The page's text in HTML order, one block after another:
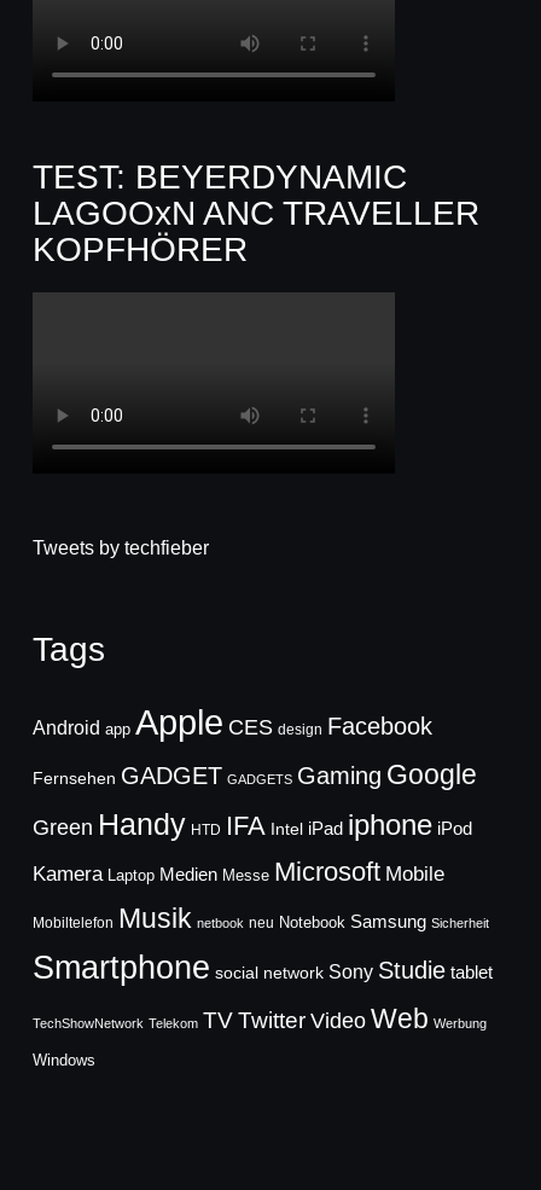
TEST: BEYERDYNAMIC
LAGOOxN ANC TRAVELLER
KOPFHÖRER
Tweets by techfieber
Tags
Android app Apple CES design Facebook
Fernsehen GADGET GADGETS Gaming Google
Green Handy HTD IFA Intel iPad iphone iPod
Kamera Laptop Medien Messe Microsoft Mobile
Mobiltelefon Musik netbook neu Notebook Samsung Sicherheit
Smartphone social network Sony Studie tablet
TechShowNetwork Telekom TVTwitter Video Web Werbung
Windows